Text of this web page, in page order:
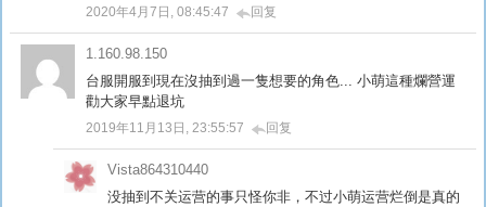
2020年4月7日, 08:45:47 回复
1.160.98.150
台服開服到現在沒抽到過一隻想要的角色... 小萌這種爛營運
勸大家早點退坑
2019年11月13日, 23:55:57 回复
Vista864310440
没抽到不关运营的事只怪你非，不过小萌运营烂倒是真的